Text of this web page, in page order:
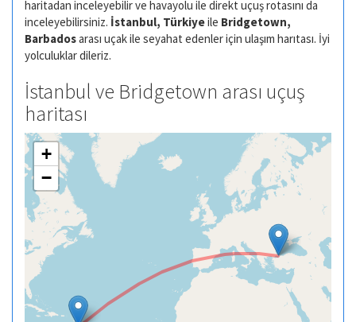
haritadan inceleyebilir ve havayolu ile direkt uçuş rotasını da
inceleyebilirsiniz. İstanbul, Türkiyeile Bridgetown,
Barbadosarası uçak ile seyahat edenler için ulaşım harıtası. İyi
yolculuklar dileriz.
İstanbul ve Bridgetown arası uçuş
haritası
+
−